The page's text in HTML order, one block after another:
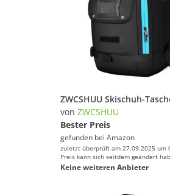
von ZWCSHUU
Bester Preis
gefunden bei Amazon
zuletzt überprüft am 27.09.2025 um
Preis kann sich seitdem geändert
Keine weiteren Anbieter